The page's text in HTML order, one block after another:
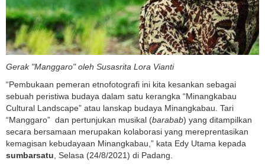
Gerak "Manggaro" oleh Susasrita Lora Vianti
“Pembukaan pemeran etnofotografi ini kita kesankan sebagai
sebuah peristiwa budaya dalam satu kerangka “Minangkabau
Cultural Landscape” atau lanskap budaya Minangkabau. Tari
“Manggaro” dan pertunjukan musikal (barabab) yang ditampilkan
secara bersamaan merupakan kolaborasi yang mereprentasikan
kemagisan kebudayaan Minangkabau,” kata Edy Utama kepada
sumbarsatu , Selasa (24/8/2021) di Padang.